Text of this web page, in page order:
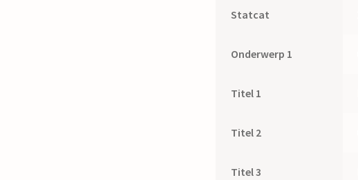
Statcat
Onderwerp 1
Titel 1
Titel 2
Titel 3